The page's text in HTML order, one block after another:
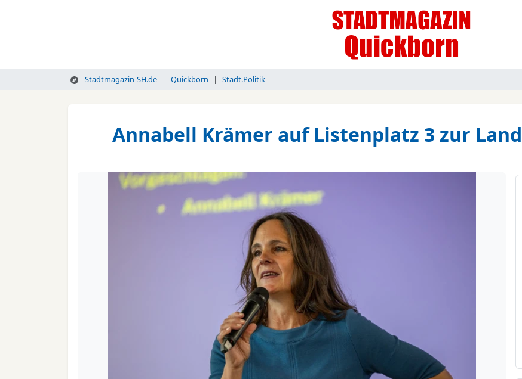
Stadtmagazin-SH.de Quickborn Stadt.Politik
Annabell Krämer auf Listenplatz 3 zur